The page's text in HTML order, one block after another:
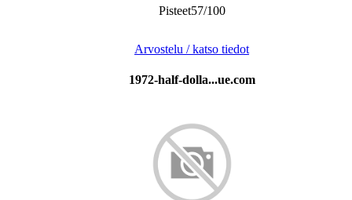
Pisteet57/100
Arvostelu / katso tiedot
1972-half-dolla...ue.com